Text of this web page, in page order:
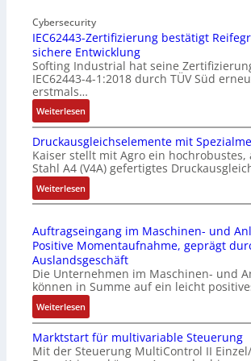
n
d
u
s
t
r
i
e
-
P
C
l
ä
s
t
s
i
c
h
f
l
e
b
i
l
f
u
n
k
m
o
d
u
l
e
r
i
n
e
n
G
Cybersecurity
IEC62443-Zertifizierung bestätigt
sichere Entwicklung
Softing Industrial hat seine
IEC62443-4-1:2018 durch TÜV Süd
erstmals…
Weiterlesen:
I
E
6
2
4
3
-
Z
e
r
t
i
f
i
Druckausgleichselemente mit
Kaiser stellt mit Agro ein hochrobustes,
Stahl A4 (V4A) gefertigtes
Weiterlesen:
D
u
c
k
a
u
s
g
l
e
Auftragseingang im Maschinen- und
Positive Momentaufnahme, geprägt
Auslandsgeschäft
Die Unternehmen im Maschinen- und
können in Summe auf ein leicht
Weiterlesen:
A
u
f
Marktstart für multivariable Steuerung
Mit der Steuerung MultiControl II